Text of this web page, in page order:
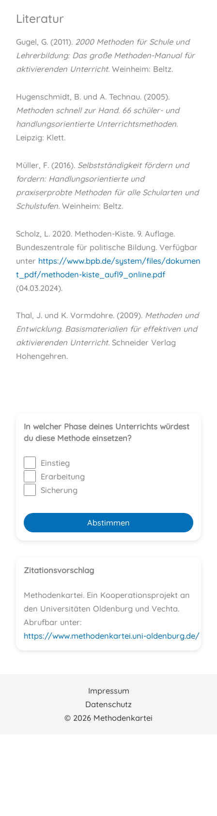
Literatur
Gugel, G. (2011). 2000 Methoden für Schule und
Lehrerbildung: Das große Methoden-Manual für
aktivierenden Unterricht.Weinheim: Beltz.
Hugenschmidt, B. und A. Technau. (2005).
Methoden schnell zur Hand. 66 schüler- und
handlungsorientierte Unterrichtsmethoden.
Leipzig: Klett.
Müller, F. (2016). Selbstständigkeit fördern und
fordern: Handlungsorientierte und
praxiserprobte Methoden für alle Schularten und
Schulstufen.Weinheim: Beltz.
Scholz, L. 2020. Methoden-Kiste. 9. Auflage.
Bundeszentrale für politische Bildung. Verfügbar
unter https://www.bpb.de/system/files/dokumen
t_pdf/methoden-kiste_aufl9_online.pdf
(04.03.2024).
Thal, J. und K. Vormdohre. (2009). Methoden und
Entwicklung. Basismaterialien für effektiven und
aktivierenden Unterricht.Schneider Verlag
Hohengehren.
In welcher Phase deines Unterrichts würdest
du diese Methode einsetzen?
Einstieg
Erarbeitung
Sicherung
Abstimmen
Zitationsvorschlag
Methodenkartei. Ein Kooperationsprojekt an
den Universitäten Oldenburg und Vechta.
Abrufbar unter:
https://www.methodenkartei.uni-oldenburg.de/
Impressum
Datenschutz
© 2026 Methodenkartei